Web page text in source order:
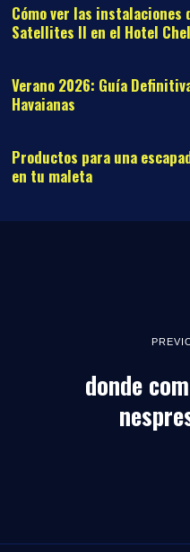
Cómo ver las instalaciones
Satellites II en el Hotel
Verano 2026: Guía
Havaianas
Productos para una
en tu maleta
donde